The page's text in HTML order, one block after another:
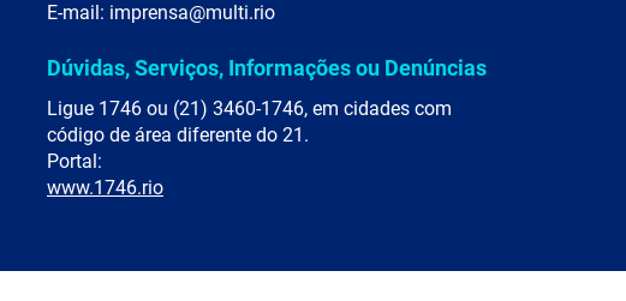
E-mail: imprensa@multi.rio
Dúvidas, Serviços, Informações ou Denúncias
Ligue 1746 ou (21) 3460-1746, em cidades com
código de área diferente do 21.
Portal:
www.1746.rio